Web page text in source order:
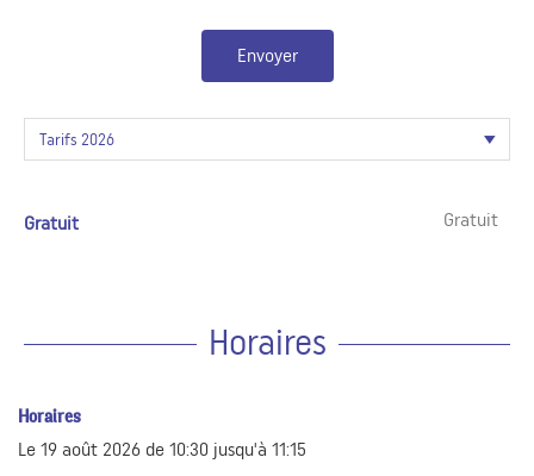
Envoyer
Gratuit Gratuit
Horaires
Horaires
Le 19 août 2026 de 10:30 jusqu'à 11:15